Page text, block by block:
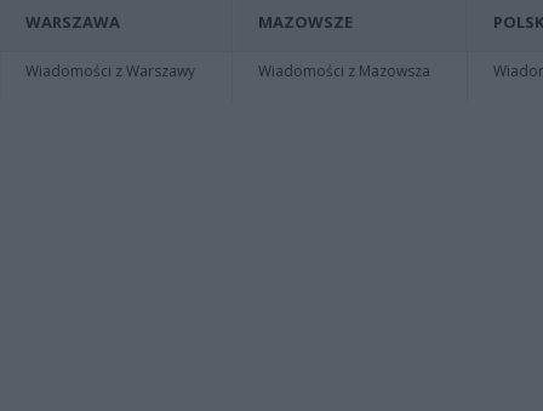
WARSZAWA
Wiadomości z Warszawy
MAZOWSZE
Wiadomości z Mazowsza